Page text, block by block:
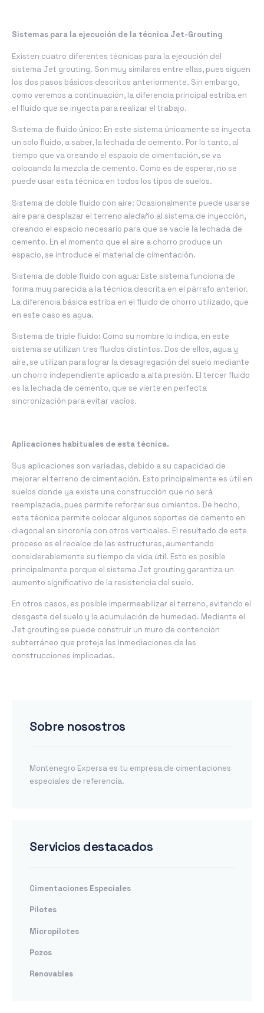
Sistemas para la ejecución de la técnica Jet-Grouting
Existen cuatro diferentes técnicas para la ejecución del
sistema Jet grouting. Son muy similares entre ellas, pues siguen
los dos pasos básicos descritos anteriormente. Sin embargo,
como veremos a continuación, la diferencia principal estriba en
el fluido que se inyecta para realizar el trabajo.
Sistema de fluido único: En este sistema únicamente se inyecta
un solo fluido, a saber, la lechada de cemento. Por lo tanto, al
tiempo que va creando el espacio de cimentación, se va
colocando la mezcla de cemento. Como es de esperar, no se
puede usar esta técnica en todos los tipos de suelos.
Sistema de doble fluido con aire: Ocasionalmente puede usarse
aire para desplazar el terreno aledaño al sistema de inyección,
creando el espacio necesario para que se vacíe la lechada de
cemento. En el momento que el aire a chorro produce un
espacio, se introduce el material de cimentación.
Sistema de doble fluido con agua: Este sistema funciona de
forma muy parecida a la técnica descrita en el párrafo anterior.
La diferencia básica estriba en el fluido de chorro utilizado, que
en este caso es agua.
Sistema de triple fluido: Como su nombre lo indica, en este
sistema se utilizan tres fluidos distintos. Dos de ellos, agua y
aire, se utilizan para lograr la desagregación del suelo mediante
un chorro independiente aplicado a alta presión. El tercer fluido
es la lechada de cemento, que se vierte en perfecta
sincronización para evitar vacíos.
Aplicaciones habituales de esta técnica.
Sus aplicaciones son variadas, debido a su capacidad de
mejorar el terreno de cimentación. Esto principalmente es útil en
suelos donde ya existe una construcción que no será
reemplazada, pues permite reforzar sus cimientos. De hecho,
esta técnica permite colocar algunos soportes de cemento en
diagonal en sincronía con otros verticales. El resultado de este
proceso es el recalce de las estructuras, aumentando
considerablemente su tiempo de vida útil. Esto es posible
principalmente porque el sistema Jet grouting garantiza un
aumento significativo de la resistencia del suelo.
En otros casos, es posible impermeabilizar el terreno, evitando el
desgaste del suelo y la acumulación de humedad. Mediante el
Jet grouting se puede construir un muro de contención
subterráneo que proteja las inmediaciones de las
construcciones implicadas.
Sobre nosostros
Montenegro Expersa es tu empresa de cimentaciones
especiales de referencia.
Servicios destacados
Cimentaciones Especiales
Pilotes
Micropilotes
Pozos
Renovables